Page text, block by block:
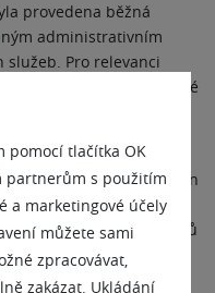
pomocí tlačítka OK
partnerům s použitím
a marketingové účely
můžete sami
zpracovávat,
zakázat. Ukládání
provedena běžná
administrativním
Pro relevanci
parametry VPS, které
přímo
serverů.
kdy jsme zjišťovali výkon
běh webových
dat. Z provedených testů